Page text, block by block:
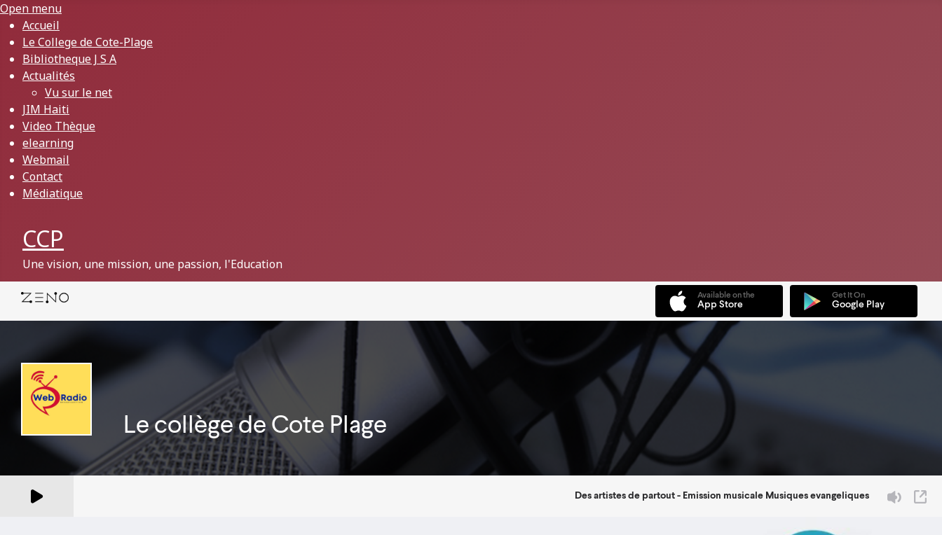
Open menu
Accueil
Le College de Cote-Plage
Bibliotheque J S A
Actualités
Vu sur le net
JIM Haiti
Video Thèque
elearning
Webmail
Contact
Médiatique
CCP
Une vision, une mission, une passion, l'Education